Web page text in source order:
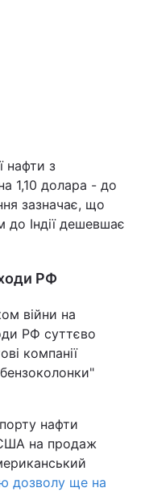
нафти з
1,10 долара - до
зазначає, що
до Індії дешевшає
РФ
війни на
РФ суттєво
компанії
нафти
на продаж
дозволу ще на